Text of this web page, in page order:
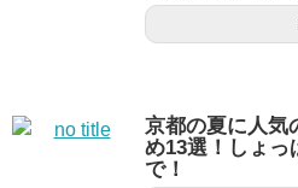
京都の夏に人気
め13選！しょっ
で！